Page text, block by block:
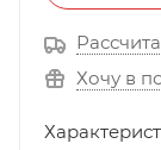
Хочу в